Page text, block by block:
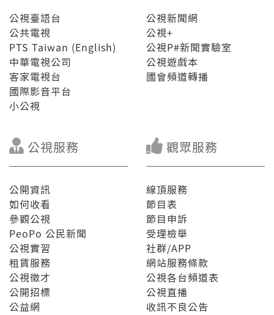
公視臺語台
公共電視
PTS Taiwan (English)
中華電視公司
客家電視台
國際影音平台
小公視
公視新聞網
公視+
公視P#新聞實驗室
公視遊戲本
國會頻道轉播
公視服務
公開資訊
如何收看
參觀公視
PeoPo 公民新聞
公視實習
租賃服務
公視徵才
公開招標
公益網
觀眾服務
線頂服務
節目表
節目申訴
受理檢舉
社群/APP
網站服務條款
公視各台頻道表
公視直播
收訊不良公告